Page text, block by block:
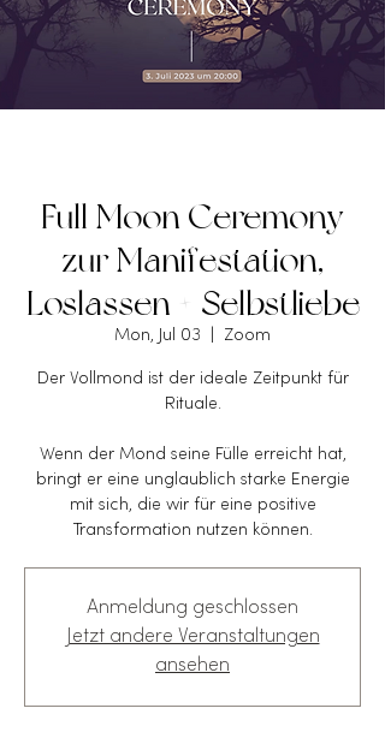
Full Moon Ceremony
zur Manifestation,
Loslassen + Selbstliebe
Mon, Jul 03 Zoom
Der Vollmond ist der ideale Zeitpunkt für
Rituale.
Wenn der Mond seine Fülle erreicht hat,
bringt er eine unglaublich starke Energie
mit sich, die wir für eine positive
Transformation nutzen können.
Anmeldung geschlossen
Jetzt andere Veranstaltungen
ansehen